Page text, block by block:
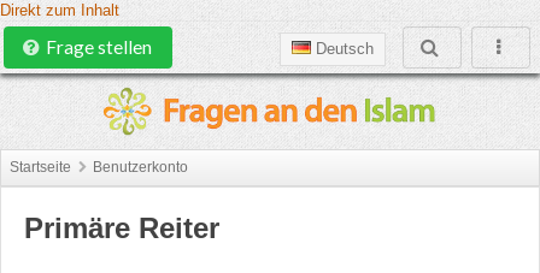
Direkt zum Inhalt
Deutsch
Frage stellen
Startseite Benutzerkonto
Primäre Reiter